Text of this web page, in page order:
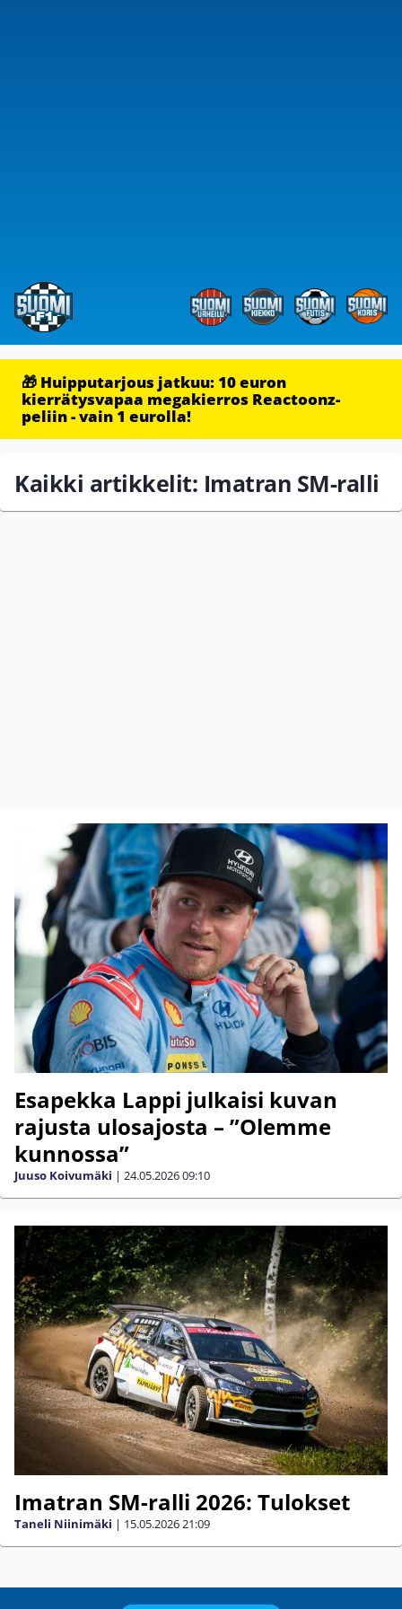
🎁 Huipputarjous jatkuu: 10 euron
kierrätysvapaa megakierros Reactoonz-
peliin - vain 1 eurolla!
Kaikki artikkelit: Imatran SM-ralli
Esapekka Lappi julkaisi kuvan
rajusta ulosajosta – ”Olemme
kunnossa”
Juuso Koivumäki | 24.05.202609:10
Imatran SM-ralli 2026: Tulokset
Taneli Niinimäki | 15.05.2026 21:09